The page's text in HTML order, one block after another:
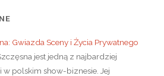
Gwiazda Sceny i Życia Prywatnego
jest jedną z najbardziej
polskim show-biznesie. Jej